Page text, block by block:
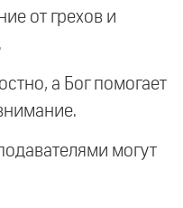
от грехов и
а Бог помогает
могут